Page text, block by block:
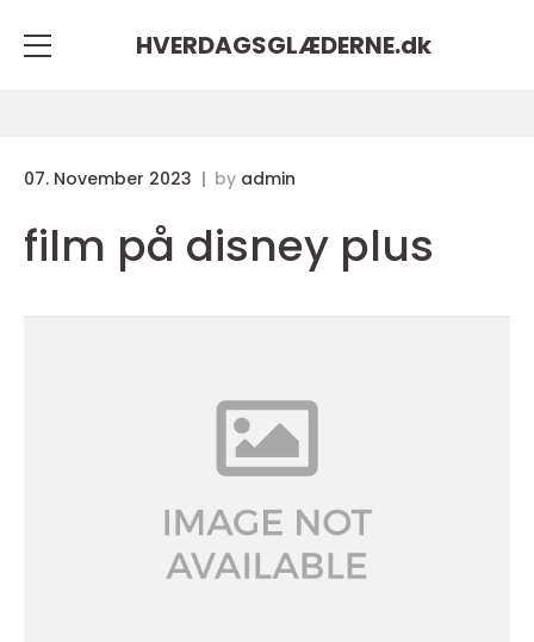
HVERDAGSGLÆDERNE.dk
07. November 2023 by admin
film på disney plus